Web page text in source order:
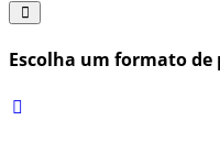
Escolha um formato de